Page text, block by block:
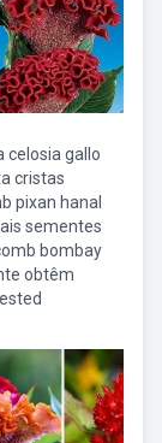
celosia gallo
cristas
pixan hanal
sementes
bombay
obtêm